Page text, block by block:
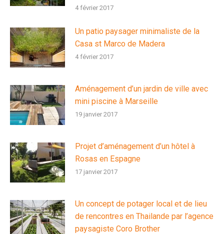
4 février 2017
Un patio paysager minimaliste de la
Casa st Marco de Madera
4 février 2017
Aménagement d’un jardin de ville avec
mini piscine à Marseille
19 janvier 2017
Projet d’aménagement d’un hôtel à
Rosas en Espagne
17 janvier 2017
Un concept de potager local et de lieu
de rencontres en Thailande par l’agence
paysagiste Coro Brother